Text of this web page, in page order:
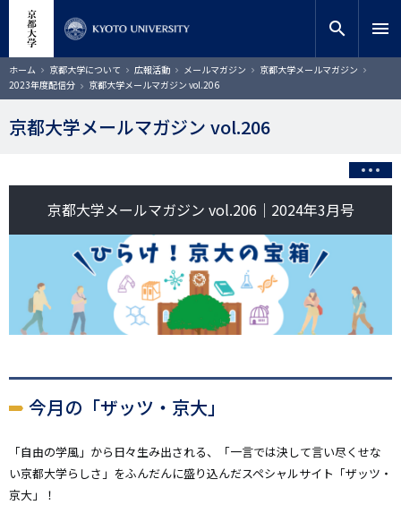
コ
ン
テ
ツ
動
サイト内検索
検索
search menu
ホーム 京都大学について 広報活動 メールマガジン
京都大学メールマガジン
2023年度配信分
京都大学メールマガジン vol.206
京都大学メールマガジン vol.206
京都大学メールマガジン vol.206｜2024年3月号
今月の「ザッツ・京大」
「自由の学風」から日々生み出される、「一言では決して言い尽くせな
い京都大学らしさ」をふんだんに盛り込んだスペシャルサイト「ザッツ・
京大」！